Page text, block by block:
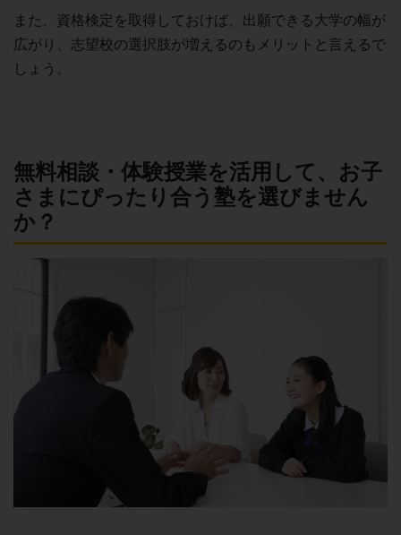
また、資格検定を取得しておけば、出願できる大学の幅が
広がり、志望校の選択肢が増えるのもメリットと言えるで
しょう。
無料相談・体験授業を活用して、お子
さまにぴったり合う塾を選びません
か？